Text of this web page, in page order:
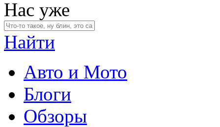
Нас уже
Найти
Авто и Мото
Блоги
Обзоры